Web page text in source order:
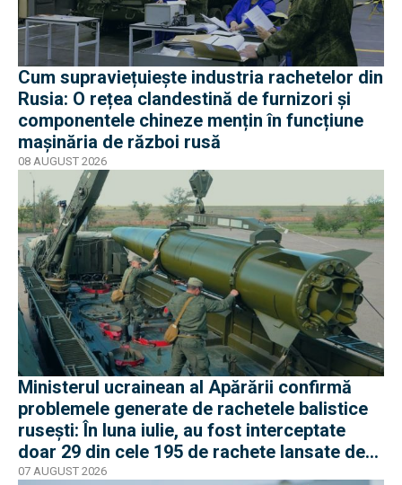
Cum supraviețuiește industria rachetelor din
Rusia: O rețea clandestină de furnizori și
componentele chineze mențin în funcțiune
mașinăria de război rusă
08 AUGUST 2026
Ministerul ucrainean al Apărării confirmă
problemele generate de rachetele balistice
rusești: În luna iulie, au fost interceptate
doar 29 din cele 195 de rachete lansate de
armata rusă
07 AUGUST 2026